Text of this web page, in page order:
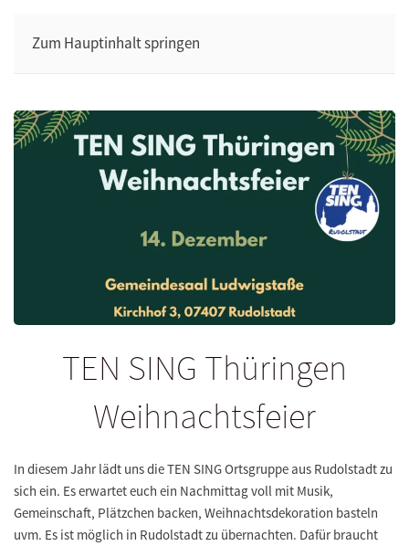
Zum Hauptinhalt springen
TEN SING Thüringen
Weihnachtsfeier
In diesem Jahr lädt uns die TEN SING Ortsgruppe aus Rudolstadt zu
sich ein. Es erwartet euch ein Nachmittag voll mit Musik,
Gemeinschaft, Plätzchen backen, Weihnachtsdekoration basteln
uvm. Es ist möglich in Rudolstadt zu übernachten. Dafür braucht